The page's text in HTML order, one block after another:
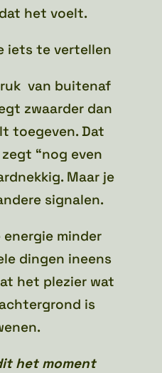
het voelt.
iets te vertellen
van buitenaf
zwaarder dan
toegeven. Dat
“nog even
Maar je
signalen.
minder
dingen ineens
het plezier wat
is
het moment